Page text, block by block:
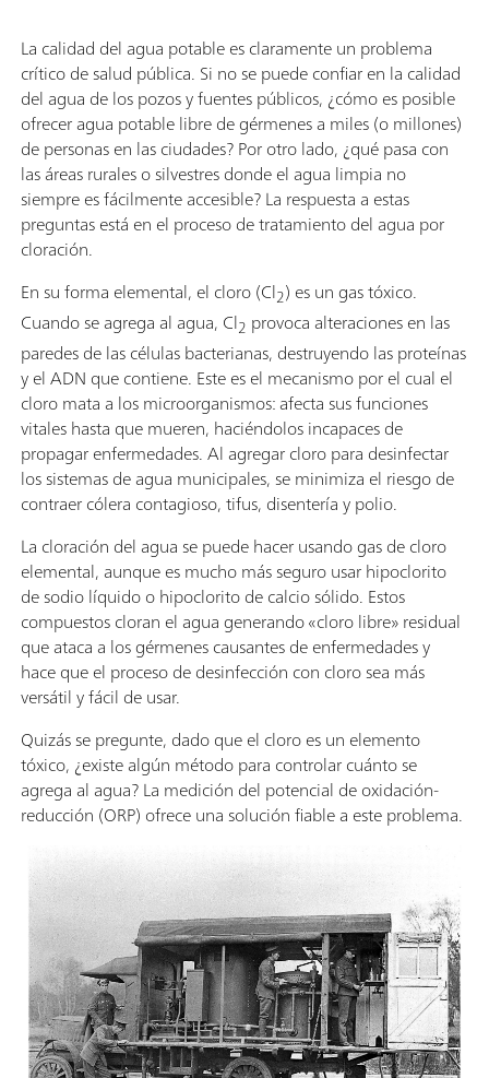
La calidad del agua potable es claramente un problema
crítico de salud pública. Si no se puede confiar en la calidad
del agua de los pozos y fuentes públicos, ¿cómo es posible
ofrecer agua potable libre de gérmenes a miles (o millones)
de personas en las ciudades? Por otro lado, ¿qué pasa con
las áreas rurales o silvestres donde el agua limpia no
siempre es fácilmente accesible? La respuesta a estas
preguntas está en el proceso de tratamiento del agua por
cloración.
En su forma elemental, el cloro (Cl2) es un gas tóxico.
Cuando se agrega al agua, Cl2 provoca alteraciones en las
paredes de las células bacterianas, destruyendo las proteínas
y el ADN que contiene. Este es el mecanismo por el cual el
cloro mata a los microorganismos: afecta sus funciones
vitales hasta que mueren, haciéndolos incapaces de
propagar enfermedades. Al agregar cloro para desinfectar
los sistemas de agua municipales, se minimiza el riesgo de
contraer cólera contagioso, tifus, disentería y polio.
La cloración del agua se puede hacer usando gas de cloro
elemental, aunque es mucho más seguro usar hipoclorito
de sodio líquido o hipoclorito de calcio sólido. Estos
compuestos cloran el agua generando «cloro libre» residual
que ataca a los gérmenes causantes de enfermedades y
hace que el proceso de desinfección con cloro sea más
versátil y fácil de usar.
Quizás se pregunte, dado que el cloro es un elemento
tóxico, ¿existe algún método para controlar cuánto se
agrega al agua? La medición del potencial de oxidación-
reducción (ORP) ofrece una solución fiable a este problema.